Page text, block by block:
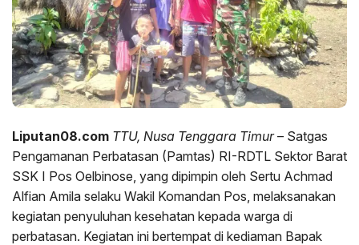
Liputan08.com TTU, Nusa Tenggara Timur– Satgas
Pengamanan Perbatasan (Pamtas) RI-RDTL Sektor Barat
SSK I Pos Oelbinose, yang dipimpin oleh Sertu Achmad
Alfian Amila selaku Wakil Komandan Pos, melaksanakan
kegiatan penyuluhan kesehatan kepada warga di
perbatasan. Kegiatan ini bertempat di kediaman Bapak